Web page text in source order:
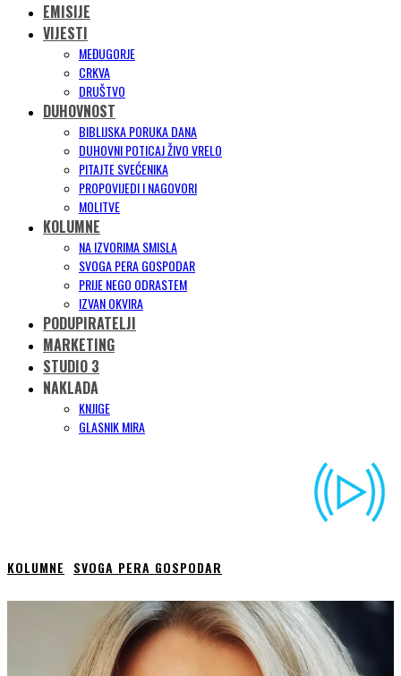
EMISIJE
VIJESTI
MEĐUGORJE
CRKVA
DRUŠTVO
DUHOVNOST
BIBLIJSKA PORUKA DANA
DUHOVNI POTICAJ ŽIVO VRELO
PITAJTE SVEĆENIKA
PROPOVIJEDI I NAGOVORI
MOLITVE
KOLUMNE
NA IZVORIMA SMISLA
SVOGA PERA GOSPODAR
PRIJE NEGO ODRASTEM
IZVAN OKVIRA
PODUPIRATELJI
MARKETING
STUDIO 3
NAKLADA
KNJIGE
GLASNIK MIRA
KOLUMNE SVOGA PERA GOSPODAR